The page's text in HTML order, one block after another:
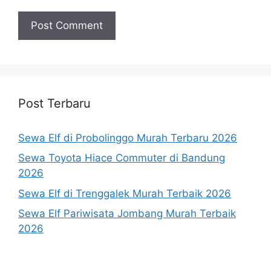
Post Terbaru
Sewa Elf di Probolinggo Murah Terbaru 2026
Sewa Toyota Hiace Commuter di Bandung
2026
Sewa Elf di Trenggalek Murah Terbaik 2026
Sewa Elf Pariwisata Jombang Murah Terbaik
2026